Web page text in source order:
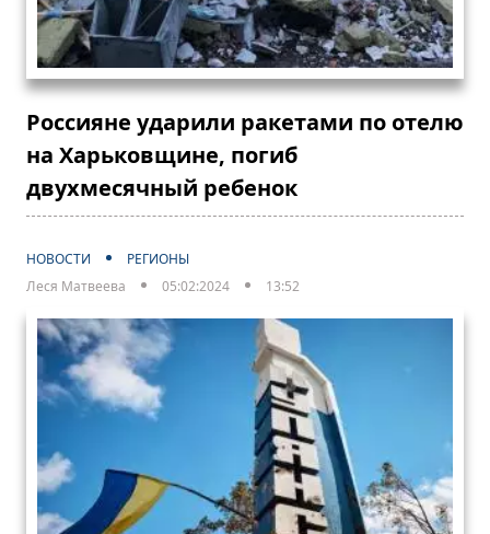
Россияне ударили ракетами по отелю
на Харьковщине, погиб
двухмесячный ребенок
НОВОСТИ
РЕГИОНЫ
Леся Матвеева
05:02:2024 13:52